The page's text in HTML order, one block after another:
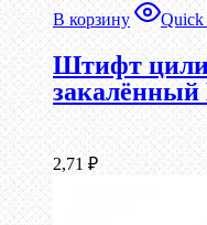
В корзину
Штифт
закалённый
2,71 ₽